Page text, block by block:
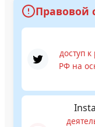
Правовой
доступ
РФ на